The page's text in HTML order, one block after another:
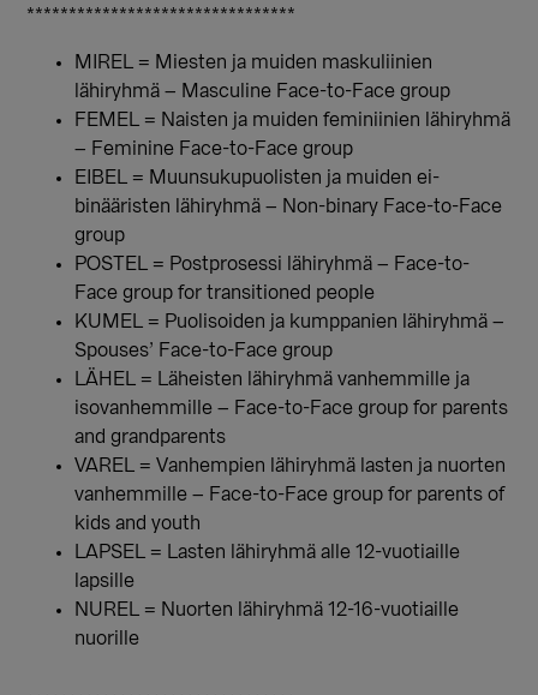
********************************
MIREL = Miesten ja muiden maskuliinien
lähiryhmä – Masculine Face-to-Face group
FEMEL = Naisten ja muiden feminiinien lähiryhmä
– Feminine Face-to-Face group
EIBEL = Muunsukupuolisten ja muiden ei-
binääristen lähiryhmä – Non-binary Face-to-Face
group
POSTEL = Postprosessi lähiryhmä – Face-to-
Face group for transitioned people
KUMEL = Puolisoiden ja kumppanien lähiryhmä –
Spouses’ Face-to-Face group
LÄHEL = Läheisten lähiryhmä vanhemmille ja
isovanhemmille – Face-to-Face group for parents
and grandparents
VAREL = Vanhempien lähiryhmä lasten ja nuorten
vanhemmille – Face-to-Face group for parents of
kids and youth
LAPSEL = Lasten lähiryhmä alle 12-vuotiaille
lapsille
NUREL = Nuorten lähiryhmä 12-16-vuotiaille
nuorille